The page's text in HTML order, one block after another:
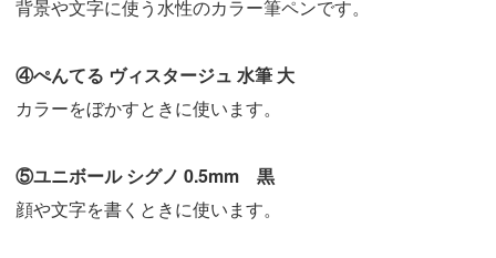
背景や文字に使う水性のカラー筆ペンです。
④ぺんてる ヴィスタージュ 水筆 大
カラーをぼかすときに使います。
⑤ユニボール シグノ 0.5mm 黒
顔や文字を書くときに使います。